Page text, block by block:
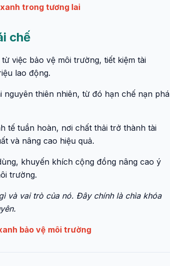
trong tương lai
chế
việc bảo vệ môi trường, tiết kiệm tài
lao động.
nguyên thiên nhiên, từ đó hạn chế nạn phá
tế tuần hoàn, nơi chất thải trở thành tài
và nâng cao hiệu quả.
khuyến khích cộng đồng nâng cao ý
trường.
và vai trò của nó. Đây chính là chìa khóa
bảo vệ môi trường